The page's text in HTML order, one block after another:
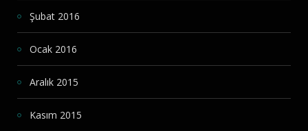
Şubat 2016
Ocak 2016
Aralık 2015
Kasım 2015